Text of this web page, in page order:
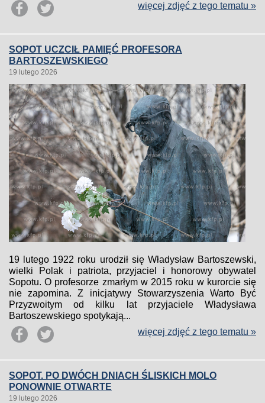
więcej zdjęć z tego tematu »
SOPOT UCZCIŁ PAMIĘĆ PROFESORA
BARTOSZEWSKIEGO
19 lutego 2026
19 lutego 1922 roku urodził się Władysław Bartoszewski,
wielki Polak i patriota, przyjaciel i honorowy obywatel
Sopotu. O profesorze zmarłym w 2015 roku w kurorcie się
nie zapomina. Z inicjatywy Stowarzyszenia Warto Być
Przyzwoitym od kilku lat przyjaciele Władysława
Bartoszewskiego spotykają...
więcej zdjęć z tego tematu »
SOPOT. PO DWÓCH DNIACH ŚLISKICH MOLO
PONOWNIE OTWARTE
19 lutego 2026